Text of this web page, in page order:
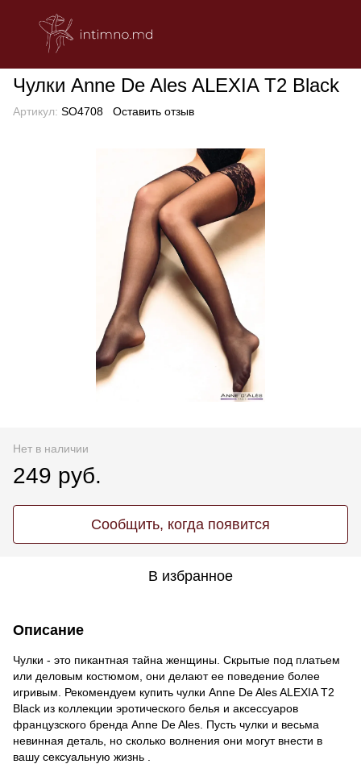
Чулки Anne De Ales ALEXIA T2 Black
Артикул: SO4708 Оставить отзыв
Нет в наличии
249 руб.
Сообщить, когда появится
В избранное
Описание
Чулки - это пикантная тайна женщины. Скрытые под платьем
или деловым костюмом, они делают ее поведение более
игривым. Рекомендуем купить чулки Anne De Ales ALEXIA T2
Black из коллекции эротического белья и аксессуаров
французского бренда Anne De Ales. Пусть чулки и весьма
невинная деталь, но сколько волнения они могут внести в
вашу сексуальную жизнь .